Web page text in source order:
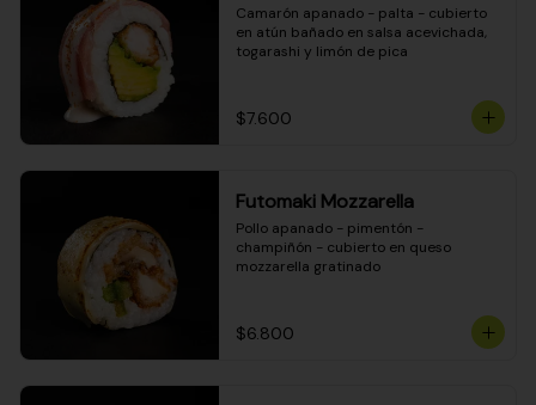
Camarón apanado - palta - cubierto
en atún bañado en salsa acevichada,
togarashi y limón de pica
$7.600
Futomaki Mozzarella
Pollo apanado - pimentón -
champiñón - cubierto en queso
mozzarella gratinado
$6.800